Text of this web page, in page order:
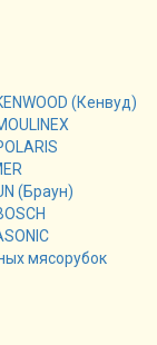
(Кенвуд)
(Браун)
мясорубок